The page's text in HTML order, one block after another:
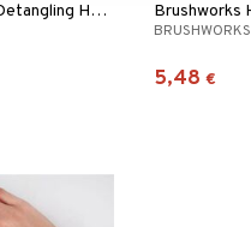
Brushworks Detangling Hair Brush
BRUSHWORKS
5,48 €